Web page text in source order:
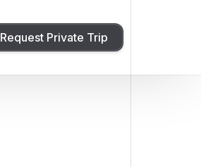
Request Private Trip